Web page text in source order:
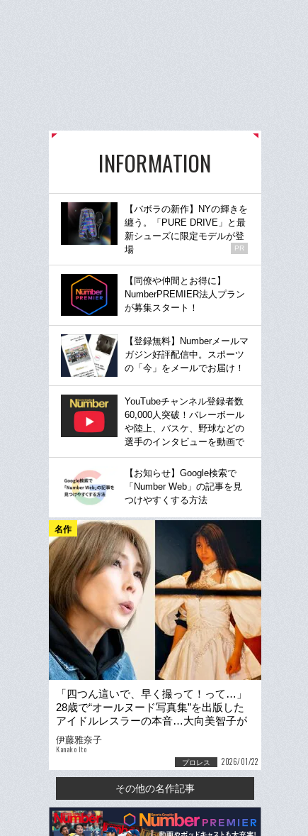
INFORMATION
【バボラの新作】NYの輝きを
纏う。「PURE DRIVE」と最
新シューズに限定モデルが登
場
PR
【同僚や仲間とお得に】
NumberPREMIER法人プラン
が募集スタート！
【登録無料】Numberメールマ
ガジン好評配信中。スポーツ
の「今」をメールでお届け！
YouTubeチャンネル登録者数
60,000人突破！バレーボール
や陸上、バスケ、野球などの
選手のインタビューを動画で
【お知らせ】Google検索で
「Number Web」の記事を見
つけやすくする方法
名作
「四つん這いで、早く撮って！って…」
28歳で“オールヌード写真集”を出版した
アイドルレスラーの本音…大向美智子が
撮影オファーを“快諾”した理由
伊藤雅奈子
Kanako Ito
プロレス 2026/01/22
その他の名作記事